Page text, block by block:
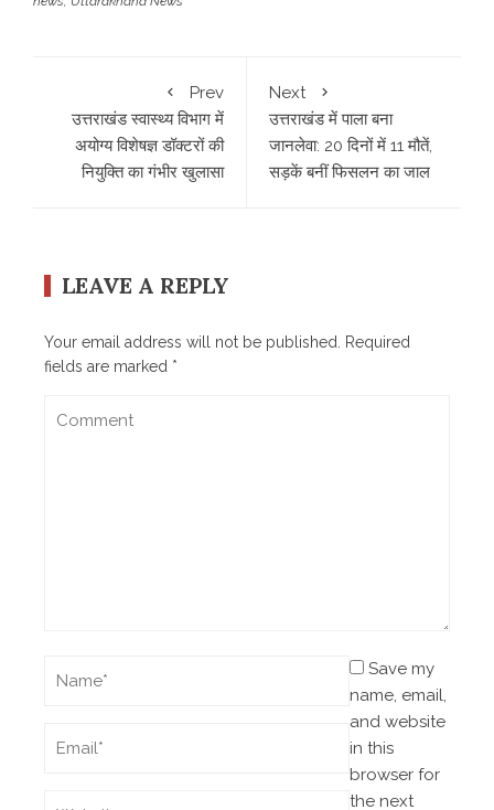
Prev
उत्तराखंड स्वास्थ्य विभाग में
अयोग्य विशेषज्ञ डॉक्टरों की
नियुक्ति का गंभीर खुलासा
Next
उत्तराखंड में पाला बना
जानलेवा: 20 दिनों में 11 मौतें,
सड़कें बनीं फिसलन का जाल
LEAVE A REPLY
Your email address will not be published.
Required
fields are marked *
Save my
name, email,
and website
in this
browser for
the next